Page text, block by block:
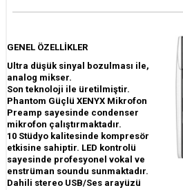
GENEL ÖZELLİKLER
Ultra düşük sinyal bozulması ile,
analog mikser.
Son teknoloji ile üretilmiştir.
Phantom Güçlü XENYX Mikrofon
Preamp sayesinde condenser
mikrofon çalıştırmaktadır.
10 Stüdyo kalitesinde kompresör
etkisine sahiptir. LED kontrolü
sayesinde profesyonel vokal ve
enstrüman soundu sunmaktadır.
Dahili stereo USB/Ses arayüzü